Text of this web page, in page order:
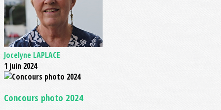
Jocelyne LAPLACE
1 juin 2024
Concours photo 2024